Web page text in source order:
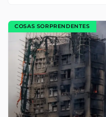
COSAS SORPRENDENTES